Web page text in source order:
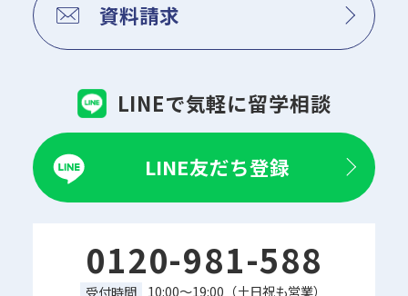
資料請求
LINEで気軽に留学相談
LINE友だち登録
0120-981-588
受付時間 10:00～19:00（土日祝も営業）